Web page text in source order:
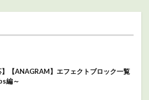
】【ANAGRAM】エフェクトブロック一覧
編～